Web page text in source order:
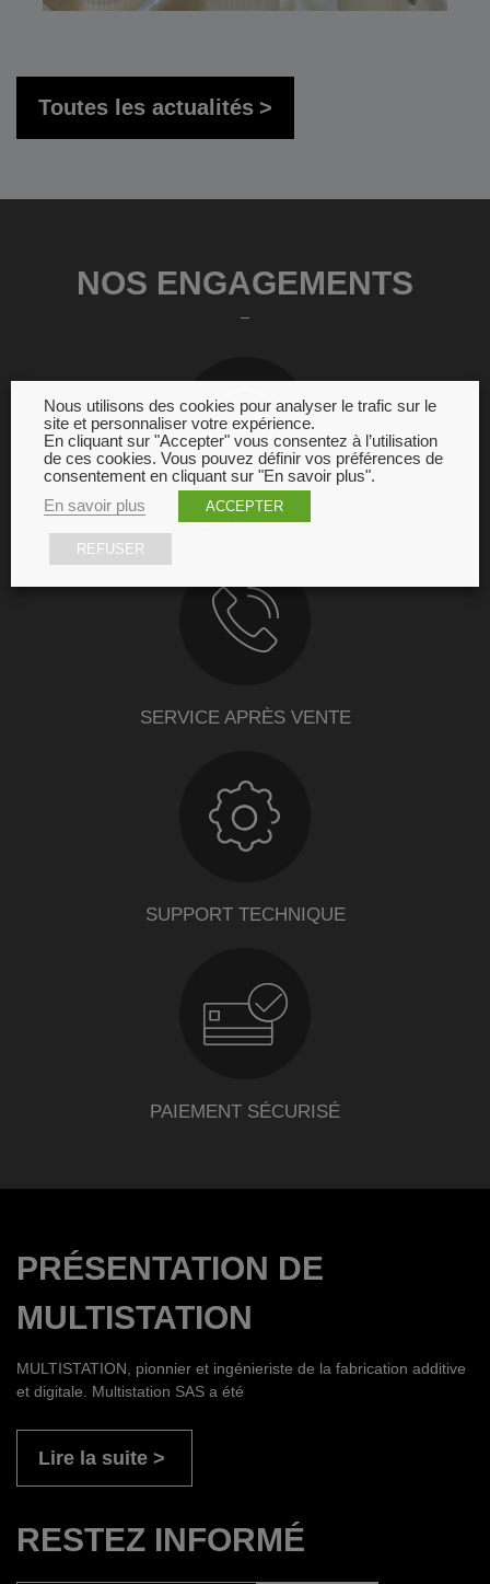
Toutes les actualités
NOS ENGAGEMENTS
GARANTIE
SERVICE APRÈS VENTE
SUPPORT TECHNIQUE
PAIEMENT SÉCURISÉ
PRÉSENTATION DE
MULTISTATION
MULTISTATION, pionnier et ingénieriste de la fabrication additive
et digitale. Multistation SAS a été
Lire la suite
RESTEZ INFORMÉ
Nous utilisons des cookies pour analyser le trafic sur le
site et personnaliser votre expérience.
En cliquant sur "Accepter" vous consentez à l’utilisation
de ces cookies. Vous pouvez définir vos préférences de
consentement en cliquant sur "En savoir plus".
En savoir plus
ACCEPTER
REFUSER